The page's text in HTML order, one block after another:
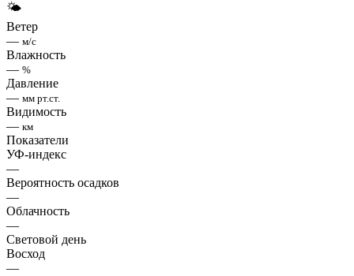
🌤
Ветер
— м/с
Влажность
— %
Давление
— мм рт.ст.
Видимость
— км
Показатели
УФ-индекс
—
Вероятность осадков
—
Облачность
—
Световой день
Восход
—